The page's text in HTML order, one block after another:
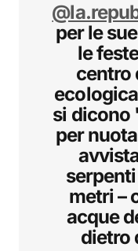
per le
le
centro
si dicono
per
metri –
acque
dietro